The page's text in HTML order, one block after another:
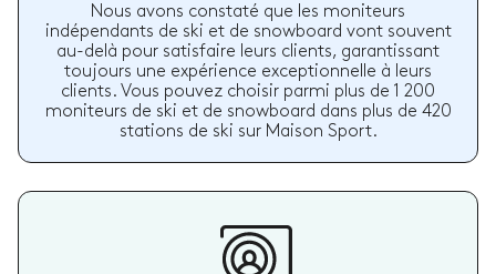
Nous avons constaté que les moniteurs
indépendants de ski et de snowboard vont souvent
au-delà pour satisfaire leurs clients, garantissant
toujours une expérience exceptionnelle à leurs
clients. Vous pouvez choisir parmi plus de 1 200
moniteurs de ski et de snowboard dans plus de 420
stations de ski sur Maison Sport.